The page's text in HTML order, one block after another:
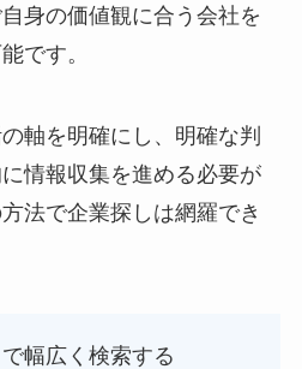
身の価値観に合う会社を
です。
軸を明確にし、明確な判
情報収集を進める必要が
法で企業探しは網羅でき
幅広く検索する